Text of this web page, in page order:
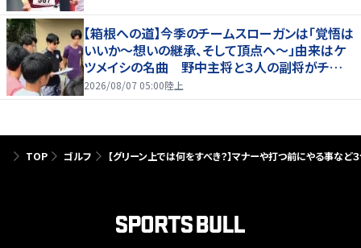
【箱根への道】今季のチームスローガンは「覚悟は
いいか～想いの継承、そして頂点へ～」由来はケ
ツメイシの名曲 野中主将と３人の副将がチーム
を引っ張る…夏合宿特集第１弾、国学院大
2026/08/07 05:00陸上
TOP ゴルフ 【グリーン上では何をすべき？】マナーや打つ前にやる事など